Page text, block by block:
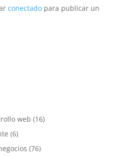
conectadopara publicar un
web (16)
(6)
(76)